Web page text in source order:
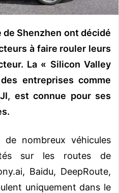
Shenzhen ont décidé
à faire rouler leurs
La « Silicon Valley
entreprises comme
est connue pour ses
de nombreux véhicules
sur les routes de
Baidu, DeepRoute,
uniquement dans le